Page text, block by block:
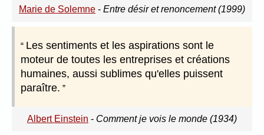
Marie de Solemne - Entre désir et renoncement (1999)
Les sentiments et les aspirations sont le
moteur de toutes les entreprises et créations
humaines, aussi sublimes qu'elles puissent
paraître.
Albert Einstein - Comment je vois le monde (1934)